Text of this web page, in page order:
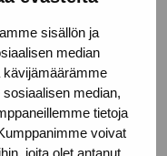
sisällön ja
median
median,
tietoja
voivat
joita olet antanut